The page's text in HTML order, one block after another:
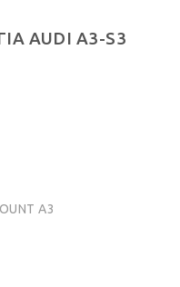
AUDI A3-S3
A3